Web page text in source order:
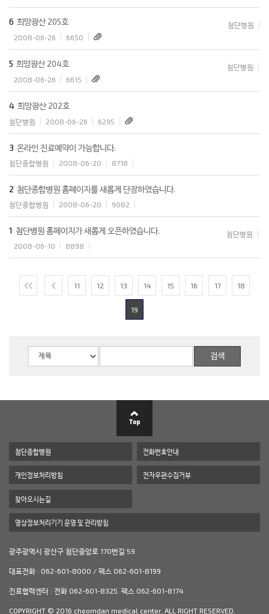
6 희망광산 205호
첨단병원
2008-06-26
6650
5 희망광산 204호
첨단병원
2008-06-26
6615
4 희망광산 202호
첨단병원 2008-06-26 6295
3 온라인 진료예약이 가능합니다.
첨단종합병원 2008-06-20 8718
2 첨단종합병원 홈페이지를 새롭게 단장하였습니다.
첨단종합병원 2008-06-20 9082
1 첨단병원 홈페이지가 새롭게 오픈하였습니다.
첨단병원
2008-06-10
8898
11 12 13 14 15 16 17 18
19
첨단종합병원 전화번호안내
개인정보처리방침 전자우편수집거부
찾아오시는길
영상정보처리기기 운영 및 관리방침
광주광역시 광산구 첨단중앙로 170번길 59
대표전화 : 062-601-8000 / 팩스 062-601-8199
진료협력센터 : 전화 062-601-8325. 팩스 062-601-8174
COPYRIGHT © 2016 cheomdan medical center. ALL RIGHT RESERVED.